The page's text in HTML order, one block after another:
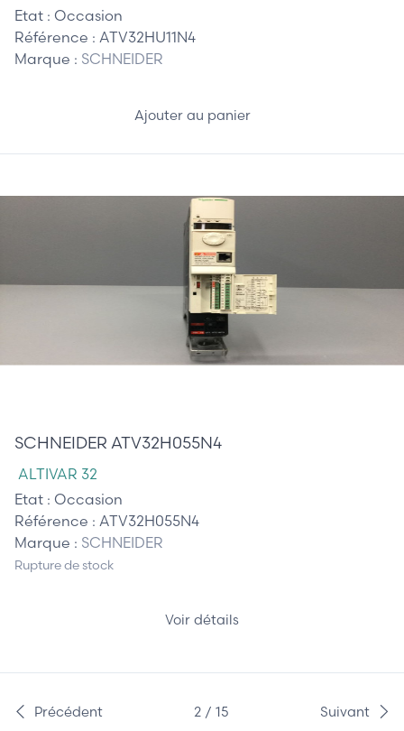
Etat : Occasion
Référence : ATV32HU11N4
Marque : SCHNEIDER
Ajouter au panier
SCHNEIDER ATV32H055N4
ALTIVAR 32
Etat : Occasion
Référence : ATV32H055N4
Marque : SCHNEIDER
Rupture de stock
Voir détails
Précédent 2 / 15 Suivant